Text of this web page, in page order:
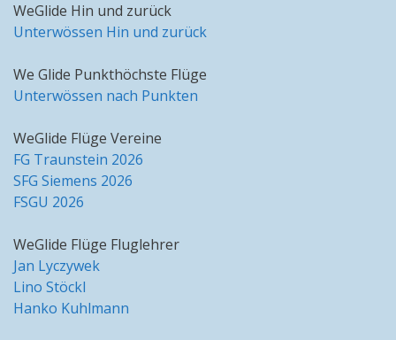
WeGlide Hin und zurück
Unterwössen Hin und zurück
We Glide Punkthöchste Flüge
Unterwössen nach Punkten
WeGlide Flüge Vereine
FG Traunstein 2026
SFG Siemens 2026
FSGU 2026
WeGlide Flüge Fluglehrer
Jan Lyczywek
Lino Stöckl
Hanko Kuhlmann